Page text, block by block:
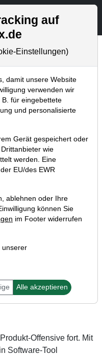
Aktien- und Artikelsuche
- Software,
der Welt zu
GmbH
Offensive fort. Mit
Software-Tool
auf
Einstellungen)
damit unsere Website
verwenden wir
für eingebettete
und personalisierte
Gerät gespeichert oder
wie
werden. Eine
EU/des EWR
ablehnen oder Ihre
können Sie
im Footer widerrufen
unserer
Alle akzeptieren